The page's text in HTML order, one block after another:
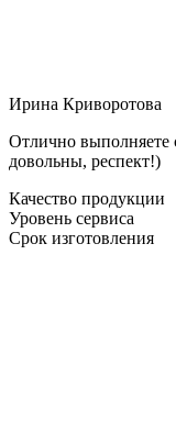
Ирина Криворотова
Отлично выполняете
довольны, респект!)
Качество продукции
Уровень сервиса
Срок изготовления